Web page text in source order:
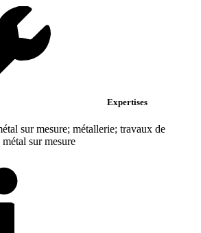
Expertises
sur mesure; métallerie; travaux de
sur mesure